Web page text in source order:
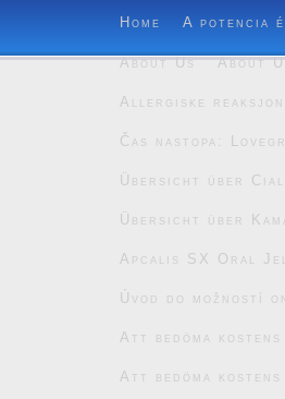
Home A potencia
About Us About
Allergiske
Čas nastopa:
Übersicht über
Übersicht über
Apcalis SX Oral
Úvod do možností
Att bedöma
Att bedöma